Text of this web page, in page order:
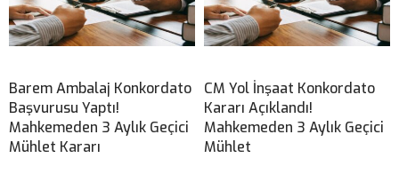
Barem Ambalaj Konkordato
Başvurusu Yaptı!
Mahkemeden 3 Aylık Geçici
Mühlet Kararı
CM Yol İnşaat Konkordato
Kararı Açıklandı!
Mahkemeden 3 Aylık Geçici
Mühlet